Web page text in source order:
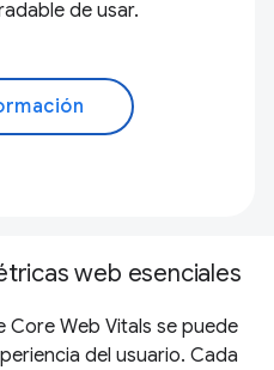
de usar.
web esenciales
Core Web Vitals se puede
del usuario. Cada